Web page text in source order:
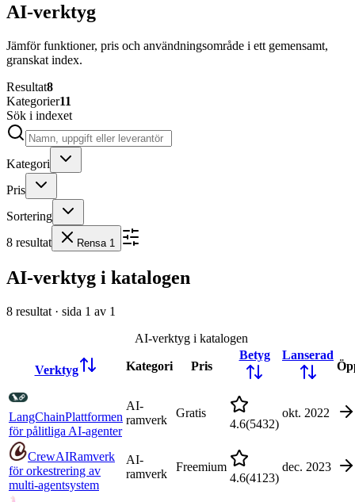
AI-verktyg
Jämför funktioner, pris och användningsområde i ett gemensamt,
granskat index.
Resultat8
Kategorier11
Sök i indexet
Kategori
Pris
Sortering
8 resultat Rensa 1
AI-verktyg i katalogen
8 resultat · sida 1 av 1
AI-verktyg i katalogen
Verktyg Kategori Pris
Betyg
Lanserad
LangChainPlattformen
för pålitliga AI-agenter
AI-
ramverk
Gratis
4.6(5432)
okt. 2022
CrewAIRamverk
för orkestrering av
multi-agentsystem
AI-
ramverk
Freemium
4.6(4123)
dec. 2023